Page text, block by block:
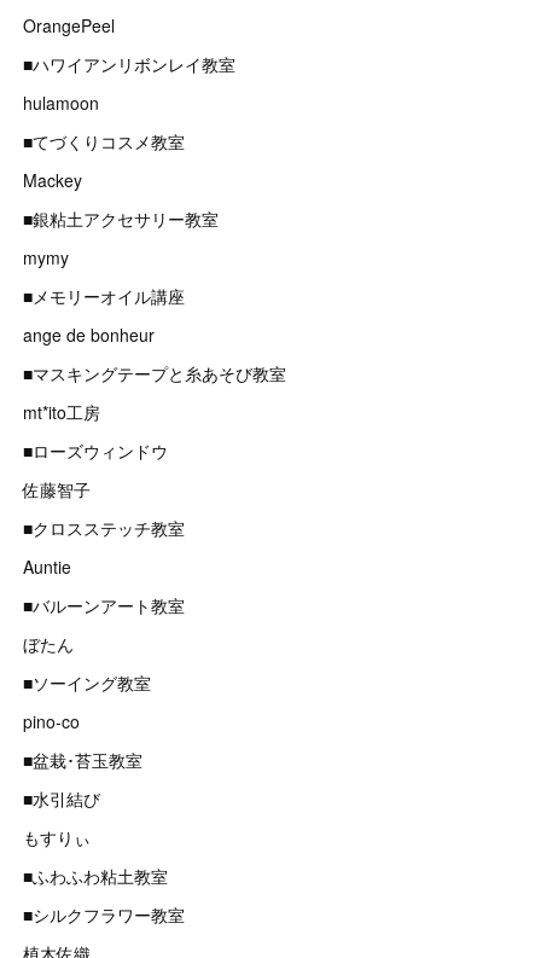
OrangePeel
■ハワイアンリボンレイ教室
hulamoon
■てづくりコスメ教室
Mackey
■銀粘土アクセサリー教室
mymy
■メモリーオイル講座
ange de bonheur
■マスキングテープと糸あそび教室
mt*ito工房
■ローズウィンドウ
佐藤智子
■クロスステッチ教室
Auntie
■バルーンアート教室
ぼたん
■ソーイング教室
pino-co
■盆栽･苔玉教室
■水引結び
もすりぃ
■ふわふわ粘土教室
■シルクフラワー教室
植木佐織